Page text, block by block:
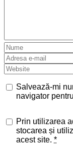
Salvează-mi
navigator
Prin utilizarea
stocarea și
acest site. *